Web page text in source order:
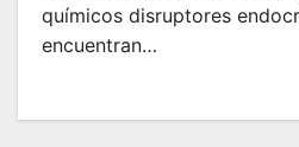
químicos disruptores
encuentran…